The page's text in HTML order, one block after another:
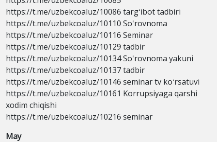
https://t.me/uzbekcoaluz/10086 targʻibot tadbiri
https://t.me/uzbekcoaluz/10110 Soʻrovnoma
https://t.me/uzbekcoaluz/10116 Seminar
https://t.me/uzbekcoaluz/10129 tadbir
https://t.me/uzbekcoaluz/10134 Soʻrovnoma yakuni
https://t.me/uzbekcoaluz/10137 tadbir
https://t.me/uzbekcoaluz/10146 seminar tv koʻrsatuvi
https://t.me/uzbekcoaluz/10161 Korrupsiyaga qarshi
xodim chiqishi
https://t.me/uzbekcoaluz/10216 seminar
May